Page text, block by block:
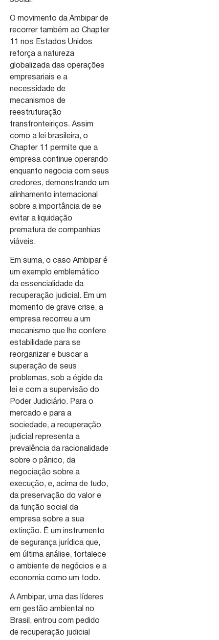
O movimento da Ambipar de
recorrer também ao Chapter
11 nos Estados Unidos
reforça a natureza
globalizada das operações
empresariais e a
necessidade de
mecanismos de
reestruturação
transfronteiriços. Assim
como a lei brasileira, o
Chapter 11 permite que a
empresa continue operando
enquanto negocia com seus
credores, demonstrando um
alinhamento internacional
sobre a importância de se
evitar a liquidação
prematura de companhias
viáveis.
Em suma, o caso Ambipar é
um exemplo emblemático
da essencialidade da
recuperação judicial. Em um
momento de grave crise, a
empresa recorreu a um
mecanismo que lhe confere
estabilidade para se
reorganizar e buscar a
superação de seus
problemas, sob a égide da
lei e com a supervisão do
Poder Judiciário. Para o
mercado e para a
sociedade, a recuperação
judicial representa a
prevalência da racionalidade
sobre o pânico, da
negociação sobre a
execução, e, acima de tudo,
da preservação do valor e
da função social da
empresa sobre a sua
extinção. É um instrumento
de segurança jurídica que,
em última análise, fortalece
o ambiente de negócios e a
economia como um todo.
A Ambipar, uma das líderes
em gestão ambiental no
Brasil, entrou com pedido
de recuperação judicial